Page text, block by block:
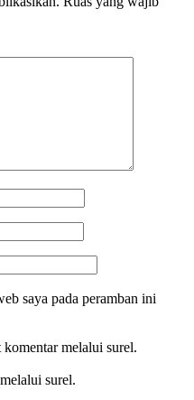
saya pada peramban ini
melalui surel.
surel.